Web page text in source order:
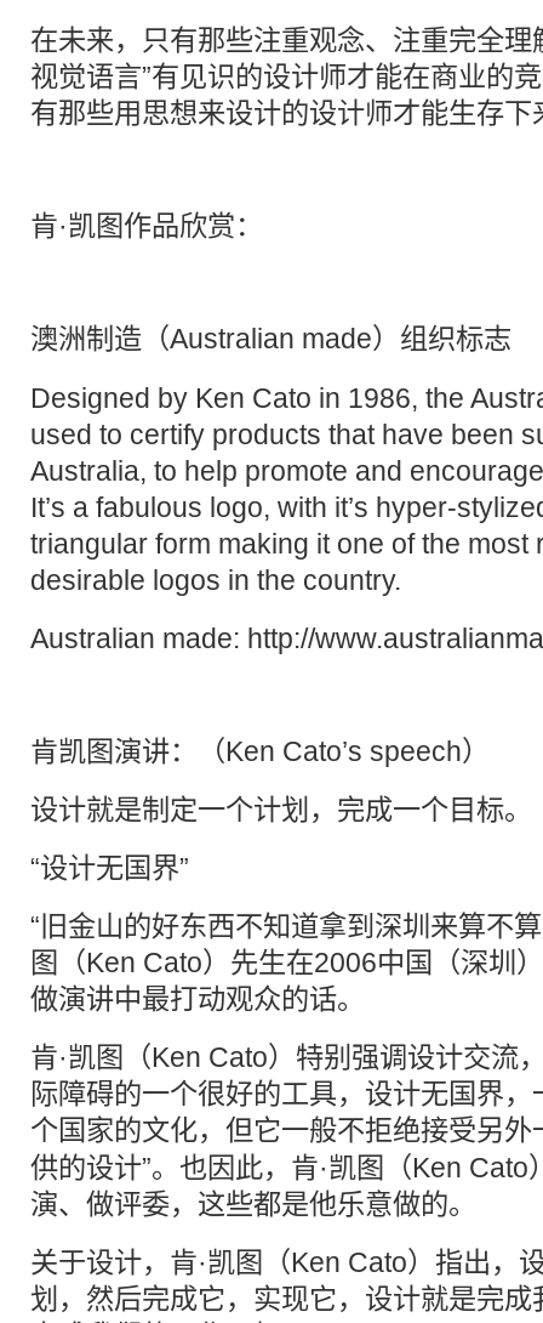
在未来，只有那些注重观念、注重完全理
视觉语言”有见识的设计师才能在商业的
有那些用思想来设计的设计师才能生存下
肯·凯图作品欣赏：
澳洲制造（Australian made）组织标志
Designed by Ken Cato in 1986, the
used to certify products that have been
Australia, to help promote and
It’s a fabulous logo, with it’s hyper-
triangular form making it one of the most
desirable logos in the country.
Australian made: http://
肯凯图演讲：（Ken Cato’s speech）
设计就是制定一个计划，完成一个目标。
“设计无国界”
“旧金山的好东西不知道拿到深圳来算不
图（Ken Cato）先生在2006中国（深圳
做演讲中最打动观众的话。
肯·凯图（Ken Cato）特别强调设计交流
际障碍的一个很好的工具，设计无国界
个国家的文化，但它一般不拒绝接受另
供的设计”。也因此，肯·凯图（Ken
演、做评委，这些都是他乐意做的。
关于设计，肯·凯图（Ken Cato）指出，
划，然后完成它，实现它，设计就是完